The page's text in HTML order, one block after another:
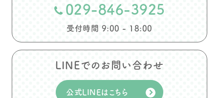
029-846-3925
受付時間 9:00 - 18:00
LINEでのお問い合わせ
公式LINEはこちら